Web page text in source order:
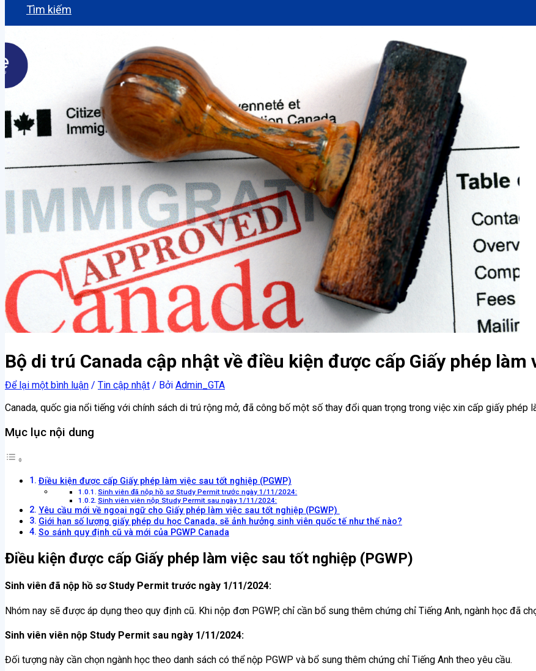
Tìm kiếm
Bộ di trú Canada cập nhật về điều kiện được cấp Giấy phép
Để lại một bình luận / Tin cập nhật / Bởi Admin_GTA
Canada, quốc gia nổi tiếng với chính sách di trú rộng mở, đã công bố một số thay đổi quan trọng trong việc xin cấp giấy
Mục lục nội dung
Điều kiện được cấp Giấy phép làm việc sau tốt nghiệp (PGWP)
Sinh viên đã nộp hồ sơ Study Permit trước ngày 1/11/2024:
Sinh viên viên nộp Study Permit sau ngày 1/11/2024:
Yêu cầu mới về ngoại ngữ cho Giấy phép làm việc sau tốt nghiệp (PGWP)
Giới hạn số lượng giấy phép du học Canada, sẽ ảnh hưởng sinh viên quốc tế như thế nào?
So sánh quy định cũ và mới của PGWP Canada
Điều kiện được cấp Giấy phép làm việc sau tốt nghiệp (PGWP)
Sinh viên đã nộp hồ sơ Study Permit trước ngày 1/11/2024:
Nhóm nay sẽ được áp dụng theo quy định cũ. Khi nộp đơn PGWP, chỉ cần bổ sung thêm chứng chỉ Tiếng Anh, ngành học đã
Sinh viên viên nộp Study Permit sau ngày 1/11/2024:
Đối tượng này cần chọn ngành học theo danh sách có thể nộp PGWP và bổ sung thêm chứng chỉ Tiếng Anh theo yêu cầu.